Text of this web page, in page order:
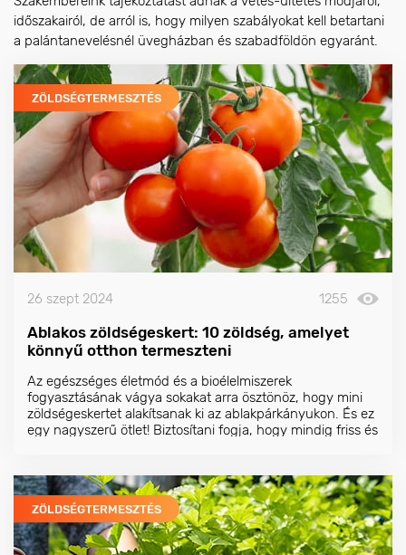
időszakairól, de arról is, hogy milyen szabályokat kell betartani
a palántanevelésnél üvegházban és szabadföldön egyaránt.
ZÖLDSÉGTERMESZTÉS
26 szept 2024 1255
Ablakos zöldségeskert: 10 zöldség, amelyet
könnyű otthon termeszteni
Az egészséges életmód és a bioélelmiszerek
fogyasztásának vágya sokakat arra ösztönöz, hogy mini
zöldségeskertet alakítsanak ki az ablakpárkányukon. És ez
egy nagyszerű ötlet! Biztosítani fogja, hogy mindig friss és
ZÖLDSÉGTERMESZTÉS